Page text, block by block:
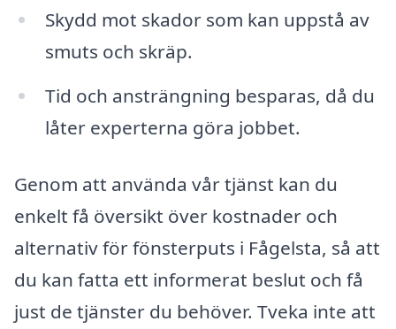
Skydd mot skador som kan uppstå av
smuts och skräp.
Tid och ansträngning besparas, då du
låter experterna göra jobbet.
Genom att använda vår tjänst kan du
enkelt få översikt över kostnader och
alternativ för fönsterputs i Fågelsta, så att
du kan fatta ett informerat beslut och få
just de tjänster du behöver. Tveka inte att